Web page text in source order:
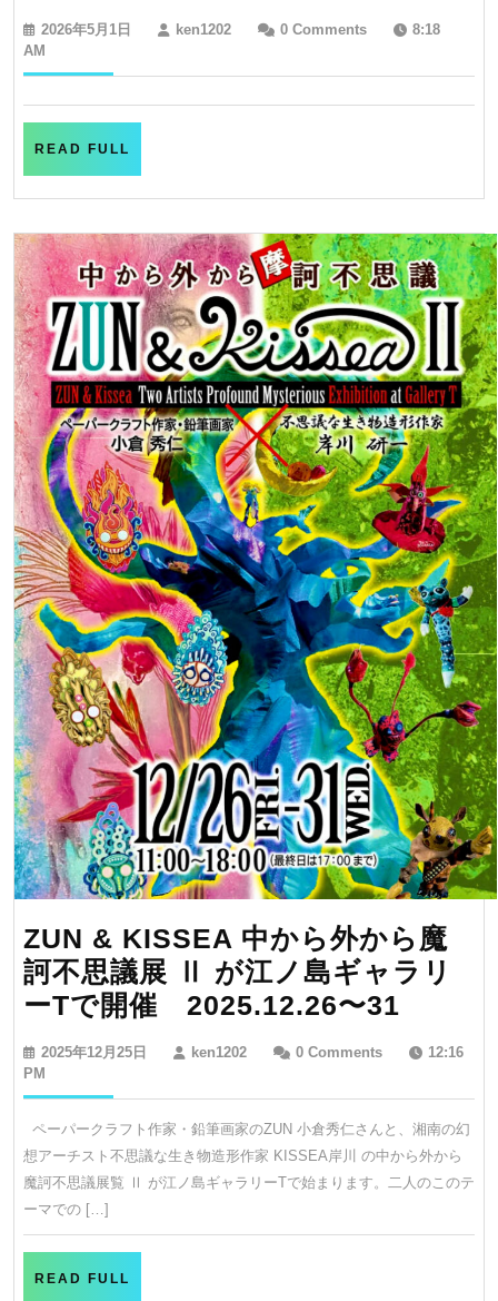
ガ
ン
邸
月
の
風
が
通
り
抜
け
る
ス
テ
キ
な
小
径
が
話
題
と
な
り
し
た。
2026
5
（土）〜
31
日
（日）
sanctuary
island
公
開
RESTRANT&BAR
藤
沢
Jammin
2026年5月1日
2026
ken1202ken12020 Comments
8:18
AM
READ FULL
ZUN & KISSEA 中から外から魔
訶不思議展 Ⅱ が江ノ島ギャラリ
ーTで開催 2025.12.26〜31
中
か
ら
か
2025年12月25日
2025
25
日
ken1202ken12020 Comments
12:16
PM
ペーパークラフト作家・鉛筆画家のZUN 小倉秀仁さんと、湘南の幻
想アーチスト不思議な生き物造形作家 KISSEA岸川 の中から外から
魔訶不思議展覧 Ⅱ が江ノ島ギャラリーTで始まります。二人のこのテ
ーマでの […]
READ FULL